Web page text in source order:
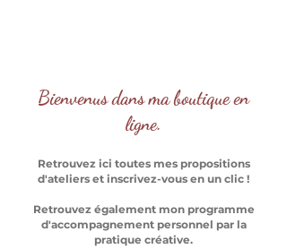
Bienvenus dans ma boutique en
ligne.
Retrouvez ici toutes mes propositions
d'ateliers et inscrivez-vous en un clic !
Retrouvez également mon programme
d'accompagnement personnel par la
pratique créative.